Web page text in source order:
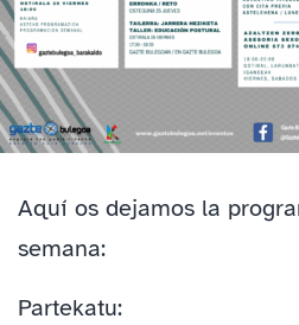
Aquí os dejamos la
semana:
Partekatu: